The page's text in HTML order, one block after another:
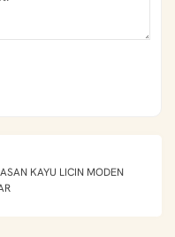
KAYU LICIN MODEN